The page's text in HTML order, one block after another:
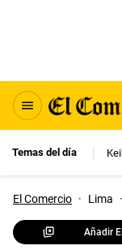
Temas del día
El Comercio · Lima ·
Añadir